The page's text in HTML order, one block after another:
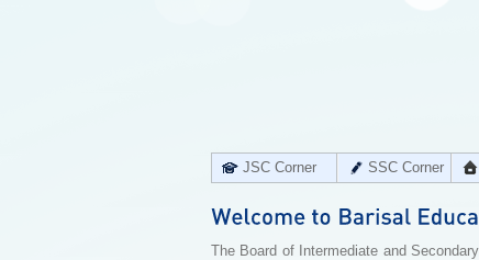
JSC Corner SSC Corner
The Board of Intermediate and